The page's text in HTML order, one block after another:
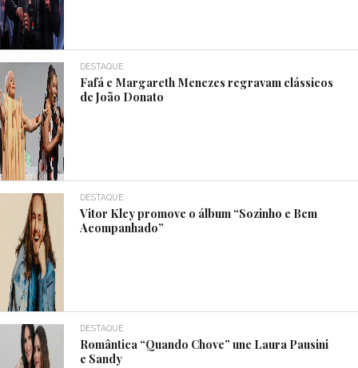
DESTAQUE
Fafá e Margareth Menezes regravam clássicos
de João Donato
DESTAQUE
Vitor Kley promove o álbum “Sozinho e Bem
Acompanhado”
DESTAQUE
Romântica “Quando Chove” une Laura Pausini
e Sandy